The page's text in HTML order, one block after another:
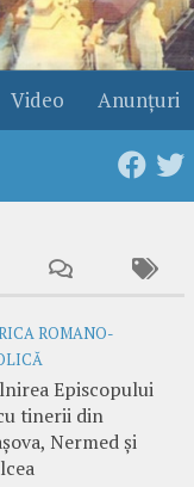
Video Anunţuri
ROMANO-
Episcopului
tinerii din
Nermed și